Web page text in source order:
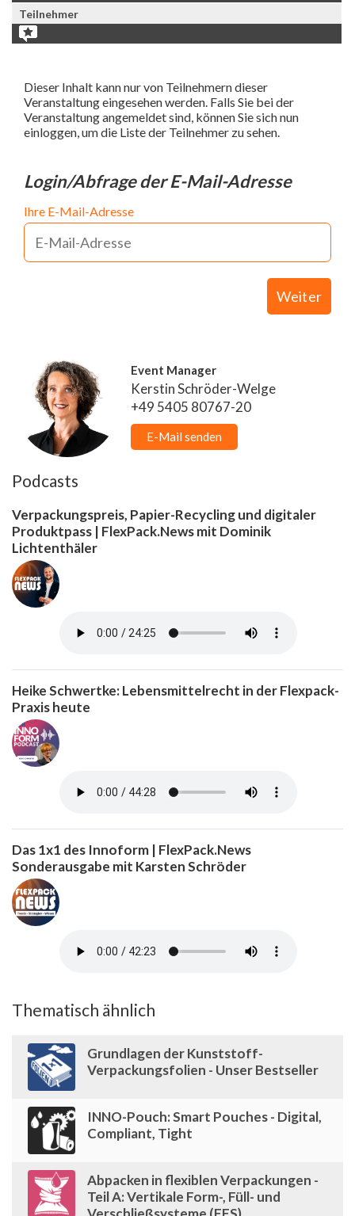
Teilnehmer
Dieser Inhalt kann nur von Teilnehmern dieser
Veranstaltung eingesehen werden. Falls Sie bei der
Veranstaltung angemeldet sind, können Sie sich nun
einloggen, um die Liste der Teilnehmer zu sehen.
Login/Abfrage der E-Mail-Adresse
Ihre E-Mail-Adresse
Weiter
Event Manager
Kerstin Schröder-Welge
+49 5405 80767-20
E-Mail senden
Podcasts
Verpackungspreis, Papier-Recycling und digitaler
Produktpass | FlexPack.News mit Dominik
Lichtenthäler
Heike Schwertke: Lebensmittelrecht in der Flexpack-
Praxis heute
Das 1x1 des Innoform | FlexPack.News
Sonderausgabe mit Karsten Schröder
Thematisch ähnlich
Grundlagen der Kunststoff-
Verpackungsfolien - Unser Bestseller
INNO-Pouch: Smart Pouches - Digital,
Compliant, Tight
Abpacken in flexiblen Verpackungen -
Teil A: Vertikale Form-, Füll- und